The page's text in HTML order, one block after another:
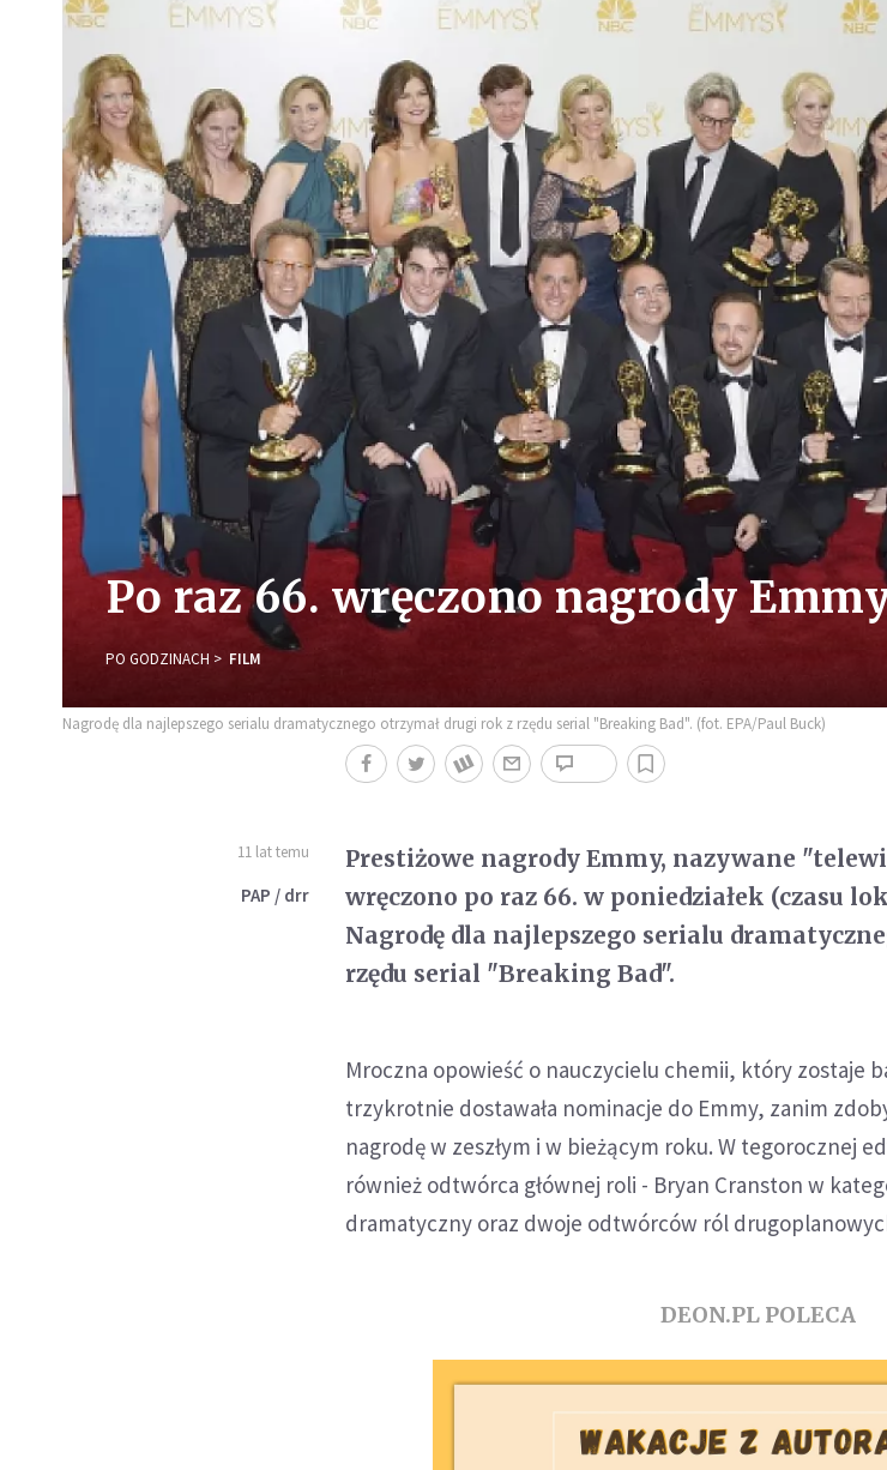
Po raz 66. wręczono nagrody
PO GODZINACH FILM
Nagrodę dla najlepszego serialu dramatycznego otrzymał drugi rok z rzędu serial "Breaking Bad". (fot. EPA/Paul Buck)
11 lat temu
PAP / drr
Prestiżowe nagrody Emmy, nazywane
wręczono po raz 66. w poniedziałek (czasu
Nagrodę dla najlepszego serialu
rzędu serial "Breaking Bad".
Mroczna opowieść o nauczycielu chemii, który zostaje
trzykrotnie dostawała nominacje do Emmy, zanim
nagrodę w zeszłym i w bieżącym roku. W tegorocznej
również odtwórca głównej roli - Bryan Cranston w
dramatyczny oraz dwoje odtwórców ról
DEON.PL POLECA